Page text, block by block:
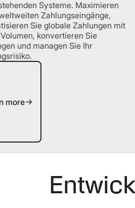
Systeme. Maximieren
Zahlungseingänge,
Sie globale Zahlungen mit
konvertieren Sie
und managen Sie Ihr
Learn more
more